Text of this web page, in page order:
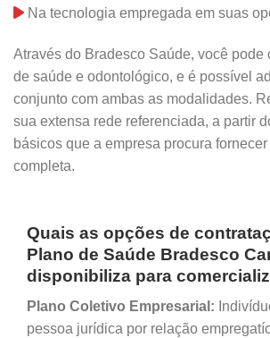
Na tecnologia empregada em suas
Através do Bradesco Saúde, você pode
de saúde e odontológico, e é possível
conjunto com ambas as modalidades.
sua extensa rede referenciada, a partir
básicos que a empresa procura
completa.
Quais as opções de
Plano de Saúde Bradesco
disponibiliza para
Plano Coletivo Empresarial:
pessoa jurídica por relação